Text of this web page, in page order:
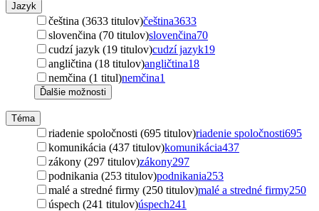
Jazyk
čeština (3633 titulov)čeština3633
slovenčina (70 titulov)slovenčina70
cudzí jazyk (19 titulov)cudzí jazyk19
angličtina (18 titulov)angličtina18
nemčina (1 titul)nemčina1
Ďalšie možnosti
Téma
riadenie spoločnosti (695 titulov)riadenie spoločnosti695
komunikácia (437 titulov)komunikácia437
zákony (297 titulov)zákony297
podnikania (253 titulov)podnikania253
malé a stredné firmy (250 titulov)malé a stredné firmy250
úspech (241 titulov)úspech241